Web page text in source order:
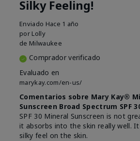
Silky Feeling!
Enviado Hace 1 año
por Lolly
de Milwaukee
Comprador verificado
Evaluado en
marykay.com/en-us/
Comentarios sobre Mary Kay®
Sunscreen Broad Spectrum SPF
SPF 30 Mineral Sunscreen is not
it absorbs into the skin really well.
silky feel on the skin.